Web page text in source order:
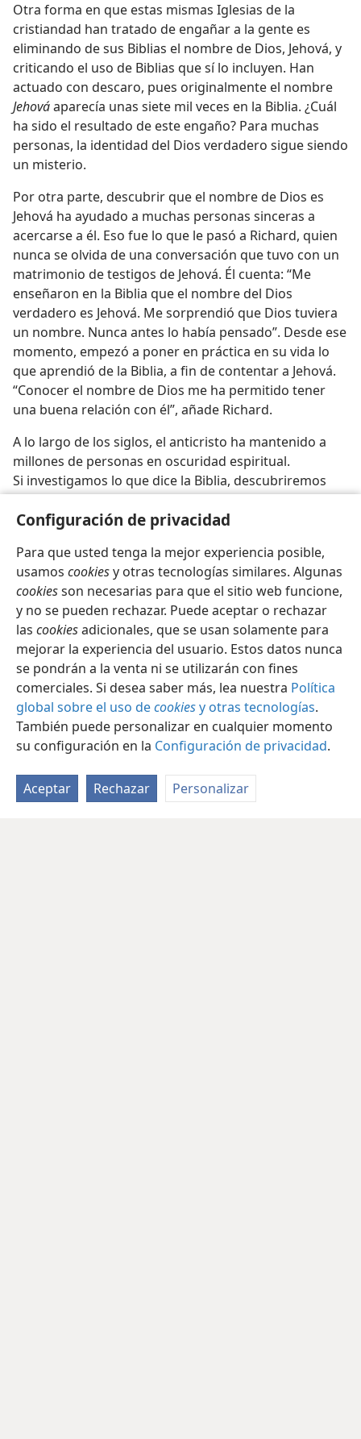
Configuración de privacidad
Para que usted tenga la mejor experiencia posible,
usamos cookiesy otras tecnologías similares. Algunas
cookiesson necesarias para que el sitio web funcione,
y no se pueden rechazar. Puede aceptar o rechazar
las cookiesadicionales, que se usan solamente para
mejorar la experiencia del usuario. Estos datos nunca
se pondrán a la venta ni se utilizarán con fines
comerciales. Si desea saber más, lea nuestra Política
global sobre el uso decookiesy otras tecnologías.
También puede personalizar en cualquier momento
su configuración en la Configuración de privacidad.
Aceptar Rechazar Personalizar
Otra forma en que estas mismas Iglesias de la
cristiandad han tratado de engañar a la gente es
eliminando de sus Biblias el nombre de Dios, Jehová, y
criticando el uso de Biblias que sí lo incluyen. Han
actuado con descaro, pues originalmente el nombre
Jehováaparecía unas siete mil veces en la Biblia. ¿Cuál
ha sido el resultado de este engaño? Para muchas
personas, la identidad del Dios verdadero sigue siendo
un misterio.
Por otra parte, descubrir que el nombre de Dios es
Jehová ha ayudado a muchas personas sinceras a
acercarse a él. Eso fue lo que le pasó a Richard, quien
nunca se olvida de una conversación que tuvo con un
matrimonio de testigos de Jehová. Él cuenta: “Me
enseñaron en la Biblia que el nombre del Dios
verdadero es Jehová. Me sorprendió que Dios tuviera
un nombre. Nunca antes lo había pensado”. Desde ese
momento, empezó a poner en práctica en su vida lo
que aprendió de la Biblia, a fin de contentar a Jehová.
“Conocer el nombre de Dios me ha permitido tener
una buena relación con él”, añade Richard.
A lo largo de los siglos, el anticristo ha mantenido a
millones de personas en oscuridad espiritual.
Si investigamos lo que dice la Biblia, descubriremos
quién es el verdadero anticristo y nos libraremos de
sus mentiras (Juan 17:17).